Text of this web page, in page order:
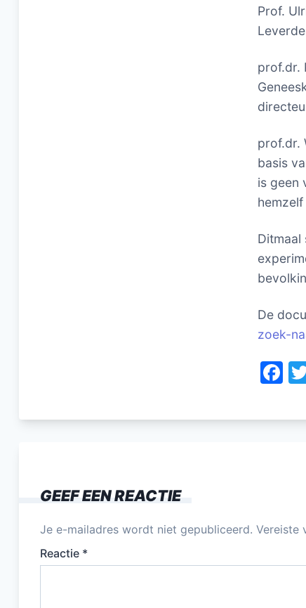
Prof.
prof.dr.
prof.dr.
basis
is geen
Ditmaal
De
zoek-
F
c
k
GEEF EEN REACTIE
Je e-mailadres wordt niet gepubliceerd. Vereiste
Reactie *